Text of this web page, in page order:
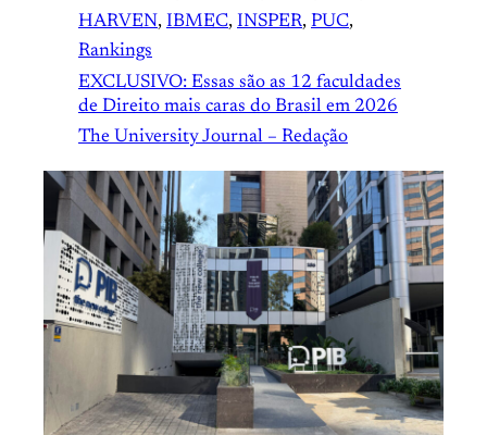
HARVEN, IBMEC, INSPER, PUC
Rankings
EXCLUSIVO: Essas são as 12 faculdades
de Direito mais caras do Brasil em 2026
The University Journal – Redação